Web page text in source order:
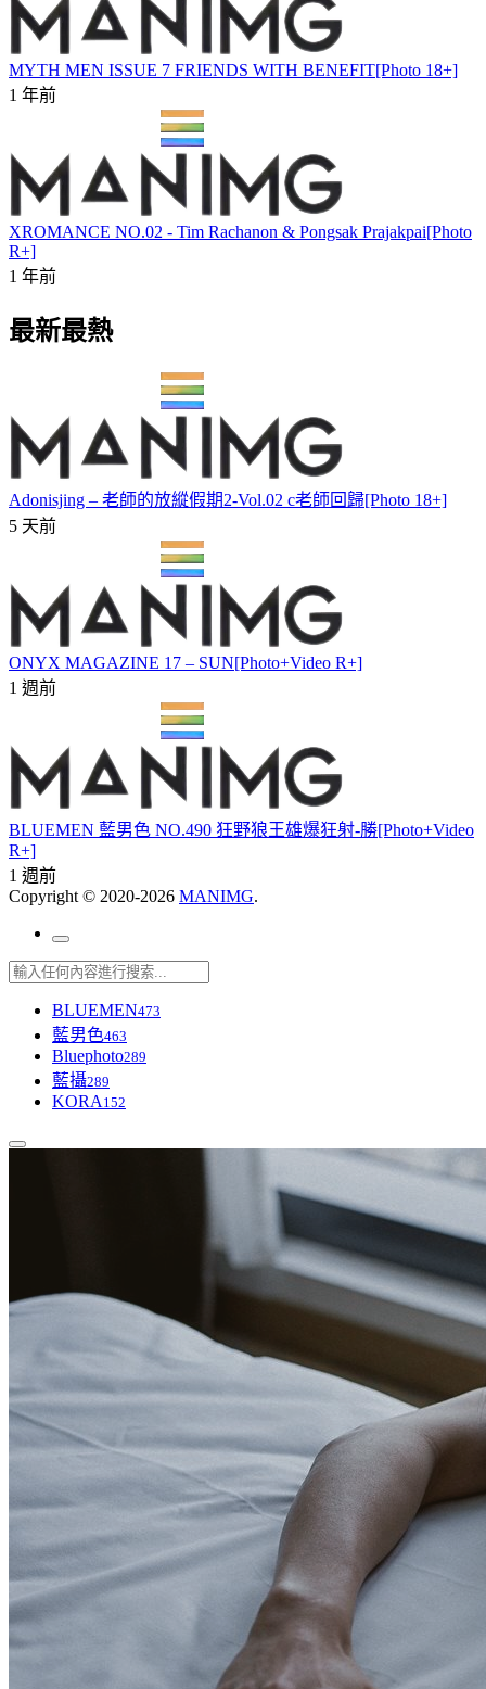
MYTH MEN ISSUE 7 FRIENDS WITH BENEFIT[Photo 18+]
1 年前
XROMANCE NO.02 - Tim Rachanon & Pongsak Prajakpai[Photo
R+]
1 年前
最新最熱
Adonisjing – 老師的放縱假期2-Vol.02 c老師回歸[Photo 18+]
5 天前
ONYX MAGAZINE 17 – SUN[Photo+Video R+]
1 週前
BLUEMEN 藍男色 NO.490 狂野狼王雄爆狂射-勝[Photo+Video
R+]
1 週前
Copyright © 2020-2026 MANIMG.
BLUEMEN473
藍男色463
Bluephoto289
藍攝289
KORA 152